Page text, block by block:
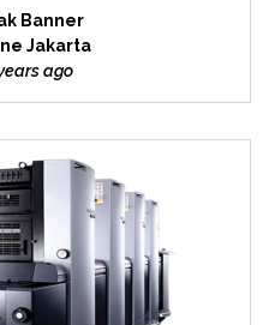
Banner
Jakarta
ago